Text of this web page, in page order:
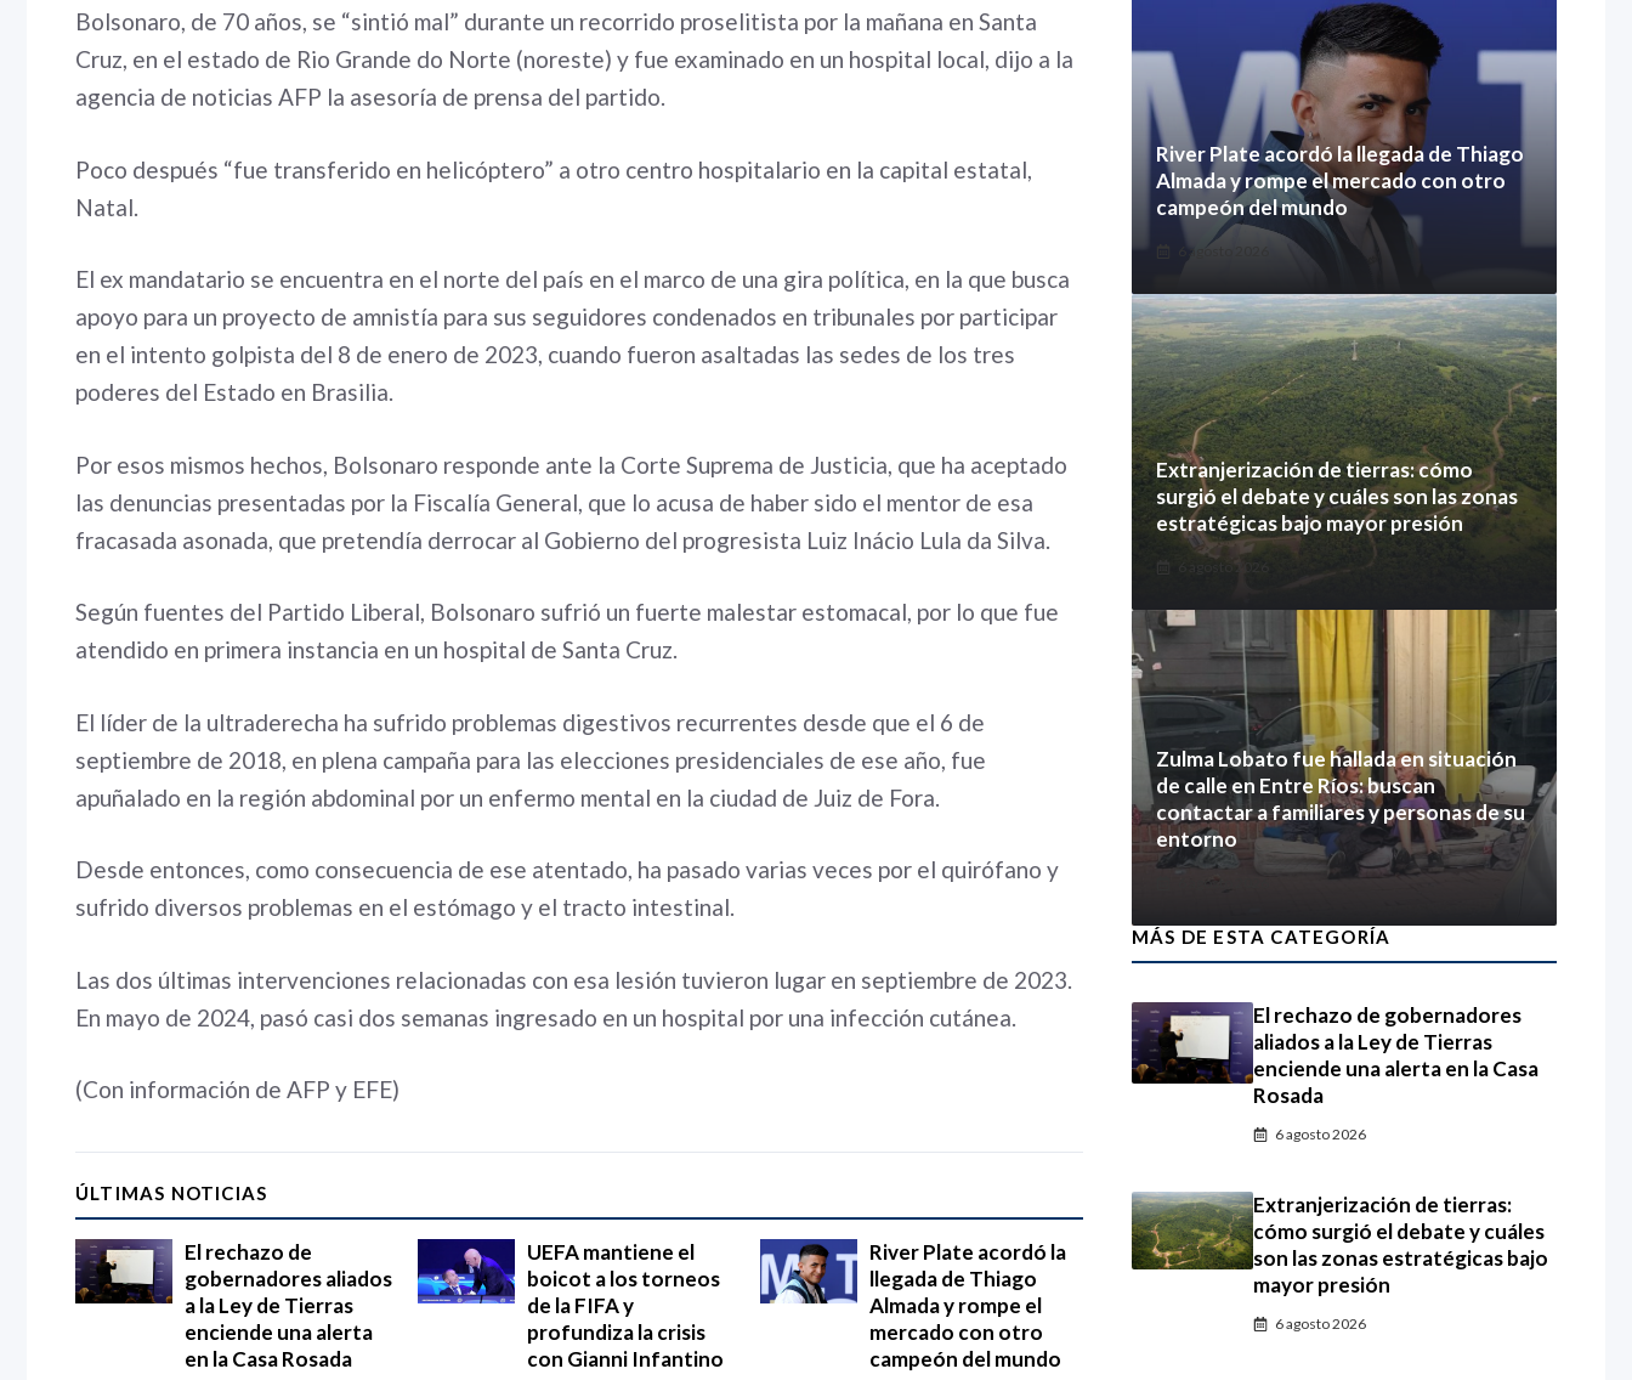
Bolsonaro, de 70 años, se “sintió mal” durante un recorrido proselitista por la mañana en Santa
Cruz, en el estado de Rio Grande do Norte (noreste) y fue examinado en un hospital local, dijo a la
agencia de noticias AFP la asesoría de prensa del partido.
Poco después “fue transferido en helicóptero” a otro centro hospitalario en la capital estatal,
Natal.
El ex mandatario se encuentra en el norte del país en el marco de una gira política, en la que busca
apoyo para un proyecto de amnistía para sus seguidores condenados en tribunales por participar
en el intento golpista del 8 de enero de 2023, cuando fueron asaltadas las sedes de los tres
poderes del Estado en Brasilia.
Por esos mismos hechos, Bolsonaro responde ante la Corte Suprema de Justicia, que ha aceptado
las denuncias presentadas por la Fiscalía General, que lo acusa de haber sido el mentor de esa
fracasada asonada, que pretendía derrocar al Gobierno del progresista Luiz Inácio Lula da Silva.
Según fuentes del Partido Liberal, Bolsonaro sufrió un fuerte malestar estomacal, por lo que fue
atendido en primera instancia en un hospital de Santa Cruz.
El líder de la ultraderecha ha sufrido problemas digestivos recurrentes desde que el 6 de
septiembre de 2018, en plena campaña para las elecciones presidenciales de ese año, fue
apuñalado en la región abdominal por un enfermo mental en la ciudad de Juiz de Fora.
Desde entonces, como consecuencia de ese atentado, ha pasado varias veces por el quirófano y
sufrido diversos problemas en el estómago y el tracto intestinal.
Las dos últimas intervenciones relacionadas con esa lesión tuvieron lugar en septiembre de 2023.
En mayo de 2024, pasó casi dos semanas ingresado en un hospital por una infección cutánea.
(Con información de AFP y EFE)
ÚLTIMAS NOTICIAS
El rechazo de
gobernadores aliados
a la Ley de Tierras
enciende una alerta
en la Casa Rosada
UEFA mantiene el
boicot a los torneos
de la FIFA y
profundiza la crisis
con Gianni Infantino
River Plate acordó la
llegada de Thiago
Almada y rompe el
mercado con otro
campeón del mundo
River Plate acordó la llegada de Thiago
Almada y rompe el mercado con otro
campeón del mundo
6 agosto 2026
Extranjerización de tierras: cómo
surgió el debate y cuáles son las zonas
estratégicas bajo mayor presión
6 agosto 2026
Zulma Lobato fue hallada en situación
de calle en Entre Ríos: buscan
contactar a familiares y personas de su
entorno
6 agosto 2026
MÁS DE ESTA CATEGORÍA
El rechazo de gobernadores
aliados a la Ley de Tierras
enciende una alerta en la Casa
Rosada
6 agosto 2026
Extranjerización de tierras:
cómo surgió el debate y cuáles
son las zonas estratégicas bajo
mayor presión
6 agosto 2026